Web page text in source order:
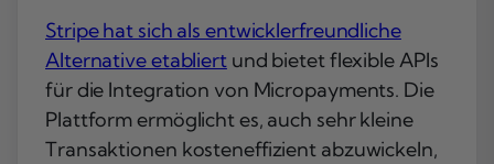
Stripe hat sich als entwicklerfreundliche
Alternative etabliertund bietet flexible APIs
für die Integration von Micropayments. Die
Plattform ermöglicht es, auch sehr kleine
Transaktionen kosteneffizient abzuwickeln,